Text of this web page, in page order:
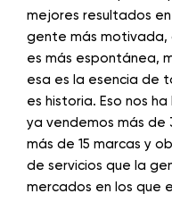
mejores resultados
gente más motivada,
es más espontánea,
esa es la esencia de
es historia. Eso nos
ya vendemos más de
más de 15 marcas y
de servicios que la
mercados en los que